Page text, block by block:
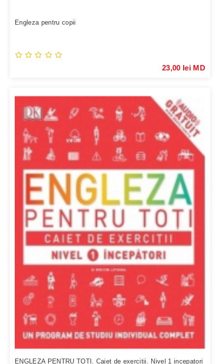
Engleza pentru copii
23,00 lei MD
ENGLEZA PENTRU TOTI. Caiet de exercitii. Nivel 1 incepatori